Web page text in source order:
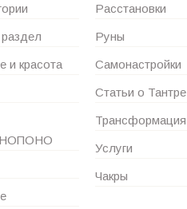
и красота
Расстановки
Руны
Самонастройки
Статьи о Тантре
Трансформация
Услуги
Чакры